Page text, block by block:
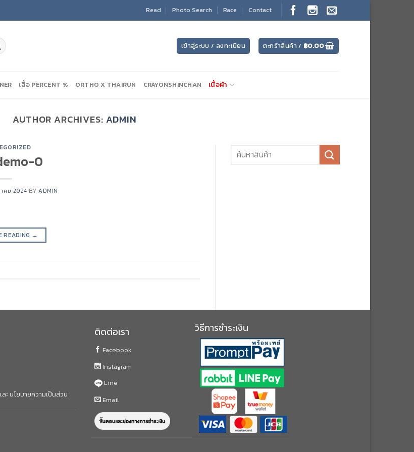
Read Photo Search Race Contact
เข้าสู่ระบบ / ลงทะเบียน ตะกร้าสินค้า / ฿0.00
เสื้อ PERCENT % ORTHO X THAIRUN CRAYONSHINCHAN เนื้อผ้า
AUTHOR ARCHIVES: ADMIN
0
คม 2024 BYADMIN
READING →
ติดต่อเรา
Facebook
Instagram
Line
Email
วิธีการชำระเงิน
ะ นโยบายความเป็นส่วน